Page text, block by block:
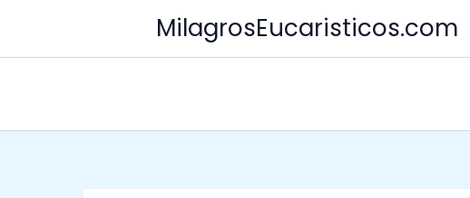
content
MilagrosEucaristicos.com